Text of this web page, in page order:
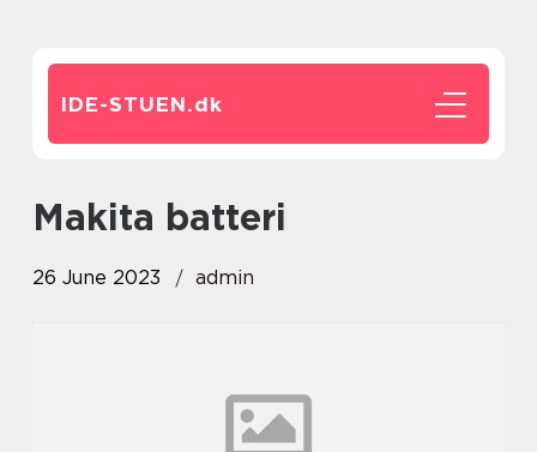
IDE-STUEN.dk
makita batteri
26 June 2023 admin